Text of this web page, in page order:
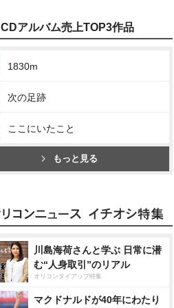
CDアルバム売上TOP3作品
1830m
次の足跡
ここにいたこと
もっと見る
川島海荷さんと学ぶ 日常に潜
む“人身取引”のリアル
オリコンタイアップ特集
マクドナルドが40年にわたり